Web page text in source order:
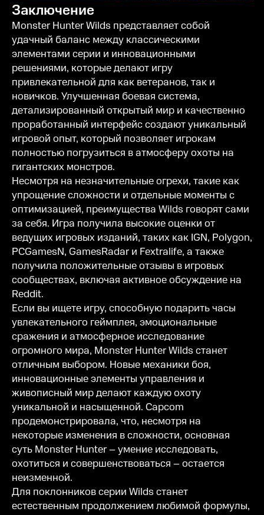
Заключение
Monster Hunter Wilds представляет собой
удачный баланс между классическими
элементами серии и инновационными
решениями, которые делают игру
привлекательной для как ветеранов, так и
новичков. Улучшенная боевая система,
детализированный открытый мир и качественно
проработанный интерфейс создают уникальный
игровой опыт, который позволяет игрокам
полностью погрузиться в атмосферу охоты на
гигантских монстров.
Несмотря на незначительные огрехи, такие как
упрощение сложности и отдельные моменты с
оптимизацией, преимущества Wilds говорят сами
за себя. Игра получила высокие оценки от
ведущих игровых изданий, таких как IGN, Polygon,
PCGamesN, GamesRadar и Fextralife, а также
получила положительные отзывы в игровых
сообществах, включая активное обсуждение на
Reddit.
Если вы ищете игру, способную подарить часы
увлекательного геймплея, эмоциональные
сражения и атмосферное исследование
огромного мира, Monster Hunter Wilds станет
отличным выбором. Новые механики боя,
инновационные элементы управления и
живописный мир делают каждую охоту
уникальной и насыщенной. Capcom
продемонстрировала, что, несмотря на
некоторые изменения в сложности, основная
суть Monster Hunter – умение исследовать,
охотиться и совершенствоваться – остается
неизменной.
Для поклонников серии Wilds станет
естественным продолжением любимой формулы,